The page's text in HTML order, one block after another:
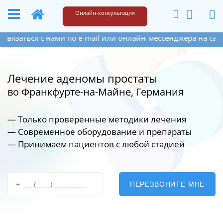
+49 173 6609187 Написать
Онлайн-консультация
по e-mail или онлайн-мессенджера на сайте
Лечение аденомы простаты
во Франкфурте-на-Майне, Германия
— Только проверенные методики лечения
— Современное оборудование и препараты
— Принимаем пациентов с любой стадией
ПЕРЕЗВОНИТЕ МНЕ